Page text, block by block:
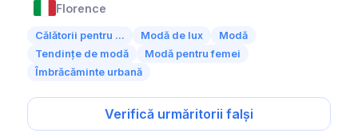
Florence
Călătorii pentru ... Modă de lux
Modă
Tendințe de modă
Modă pentru femei
Îmbrăcăminte urbană
Verifică urmăritorii falși